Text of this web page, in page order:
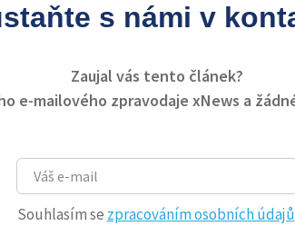
s námi v
Zaujal vás tento článek?
e-mailového zpravodaje xNews a
Souhlasím se zpracováním osobních údajů